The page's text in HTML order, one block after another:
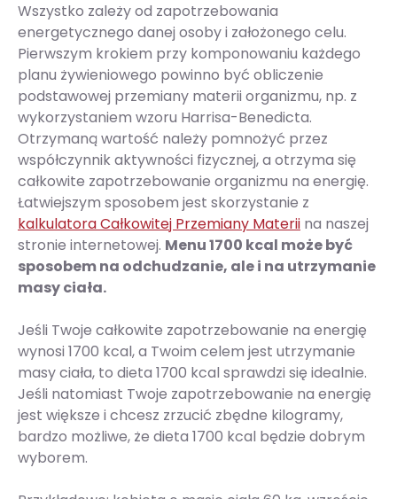
Wszystko zależy od zapotrzebowania
energetycznego danej osoby i założonego celu.
Pierwszym krokiem przy komponowaniu każdego
planu żywieniowego powinno być obliczenie
podstawowej przemiany materii organizmu, np. z
wykorzystaniem wzoru Harrisa-Benedicta.
Otrzymaną wartość należy pomnożyć przez
współczynnik aktywności fizycznej, a otrzyma się
całkowite zapotrzebowanie organizmu na energię.
Łatwiejszym sposobem jest skorzystanie z
kalkulatora Całkowitej Przemiany Materii na naszej
stronie internetowej. Menu 1700 kcal może być
sposobem na odchudzanie, ale i na utrzymanie
masy ciała.
Jeśli Twoje całkowite zapotrzebowanie na energię
wynosi 1700 kcal, a Twoim celem jest utrzymanie
masy ciała, to dieta 1700 kcal sprawdzi się idealnie.
Jeśli natomiast Twoje zapotrzebowanie na energię
jest większe i chcesz zrzucić zbędne kilogramy,
bardzo możliwe, że dieta 1700 kcal będzie dobrym
wyborem.